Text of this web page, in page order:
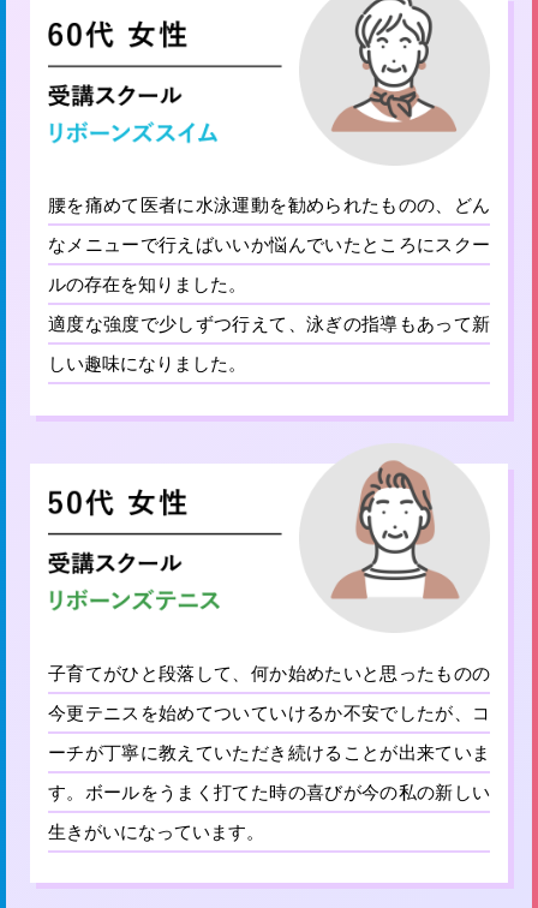
腰を痛めて医者に水泳運動を勧められたものの、どん
なメニューで行えばいいか悩んでいたところにスクー
ルの存在を知りました。
適度な強度で少しずつ行えて、泳ぎの指導もあって新
しい趣味になりました。
子育てがひと段落して、何か始めたいと思ったものの
今更テニスを始めてついていけるか不安でしたが、コ
ーチが丁寧に教えていただき続けることが出来ていま
す。ボールをうまく打てた時の喜びが今の私の新しい
生きがいになっています。